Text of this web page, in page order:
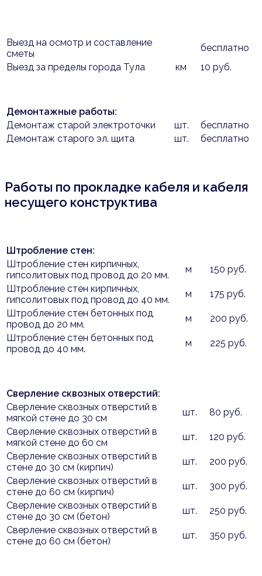
Выезд на осмотр и составление
сметы
бесплатно
Выезд за пределы города Тула
км 10 руб.
Демонтажные работы:
Демонтаж старой электроточки
шт.
бесплатно
Демонтаж старого эл. щита
шт. бесплатно
Работы по прокладке кабеля и кабеля
несущего конструктива
Штробление стен:
Штробление стен кирпичных,
гипсолитовых под провод до 20 мм.
м
150 руб.
Штробление стен кирпичных,
гипсолитовых под провод до 40 мм.
м
175 руб.
Штробление стен бетонных под
провод до 20 мм.
м
200 руб.
Штробление стен бетонных под
провод до 40 мм.
м 225 руб.
Сверление сквозных отверстий:
Сверление сквозных отверстий в
мягкой стене до 30 см
шт.
80 руб.
Сверление сквозных отверстий в
мягкой стене до 60 см
шт.
120 руб.
Сверление сквозных отверстий в
стене до 30 см (кирпич)
шт.
200 руб.
Сверление сквозных отверстий в
стене до 60 см (кирпич)
шт.
300 руб.
Сверление сквозных отверстий в
стене до 30 см (бетон)
шт.
250 руб.
Сверление сквозных отверстий в
стене до 60 см (бетон)
шт. 350 руб.